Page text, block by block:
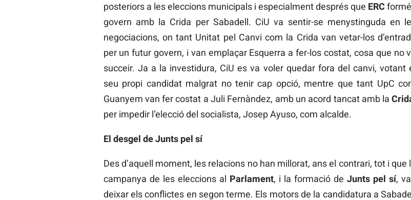
posteriors a les eleccions municipals i especialment després que ERC
govern amb la Crida per Sabadell. CiU va sentir-se menystinguda en
negociacions, on tant Unitat pel Canvi com la Crida van vetar-los
per un futur govern, i van emplaçar Esquerra a fer-los costat, cosa que no
succeir. Ja a la investidura, CiU es va voler quedar fora del canvi, votant
seu propi candidat malgrat no tenir cap opció, mentre que tant UpC
Guanyem van fer costat a Juli Fernàndez, amb un acord tancat amb la
per impedir l’elecció del socialista, Josep Ayuso, com alcalde.
El desgel de Junts pel sí
Des d’aquell moment, les relacions no han millorat, ans el contrari, tot i que
campanya de les eleccions al Parlament, i la formació de Junts pel sí,
deixar els conflictes en segon terme. Els motors de la candidatura a